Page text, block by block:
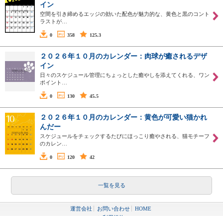
イン
空間を引き締めるエッジの効いた配色が魅力的な、黄色と黒のコント
ラストが…
0 358 125.3
２０２６年１０月のカレンダー：肉球が癒されるデザ
イン
日々のスケジュール管理にちょっとした癒やしを添えてくれる、ワン
ポイント…
0 130 45.5
２０２６年１０月のカレンダー：黄色が可愛い猫かれ
んだー
スケジュールをチェックするたびにほっこり癒やされる、猫モチーフ
のカレン…
0 120 42
一覧を見る
運営会社 お問い合わせ
HOME